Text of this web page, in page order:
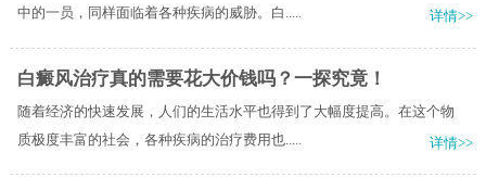
中的一员，同样面临着各种疾病的威胁。白.....
详情>>
白癜风治疗真的需要花大价钱吗？一探究竟！
随着经济的快速发展，人们的生活水平也得到了大幅度提高。在这个物
质极度丰富的社会，各种疾病的治疗费用也.....
详情>>